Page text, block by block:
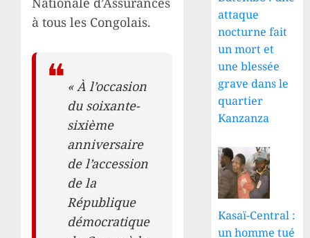
à tous les Congolais.
« À l’occasion
du soixante-
sixième
anniversaire
de l’accession
de la
République
démocratique
attaque
nocturne fait
un mort et
une blessée
grave dans le
quartier
Kanzanza
Kasaï-Central :
un homme tué